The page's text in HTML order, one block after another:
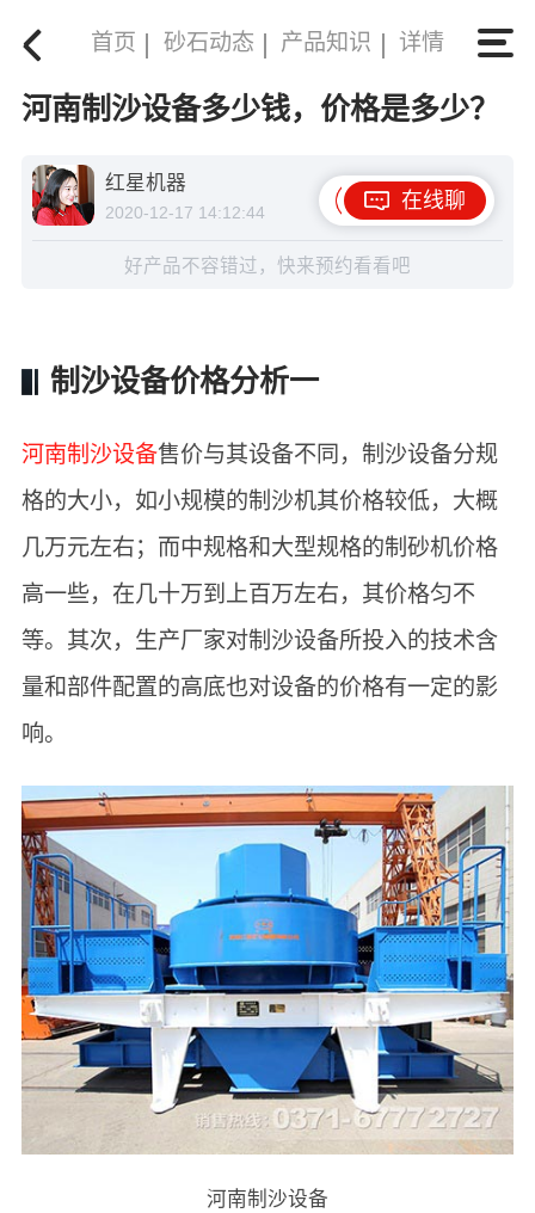
首页 砂石动态 产品知识 详情
河南制沙设备多少钱，价格是多少？
红星机器
2020-12-17 14:12:44
在线聊
好产品不容错过，快来预约看看吧
制沙设备价格分析一
河南制沙设备售价与其设备不同，制沙设备分规
格的大小，如小规模的制沙机其价格较低，大概
几万元左右；而中规格和大型规格的制砂机价格
高一些，在几十万到上百万左右，其价格匀不
等。其次，生产厂家对制沙设备所投入的技术含
量和部件配置的高底也对设备的价格有一定的影
响。
河南制沙设备